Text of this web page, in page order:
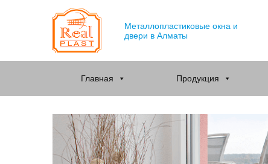
Металлопластиковые окна и
двери в Алматы
Главная Продукция